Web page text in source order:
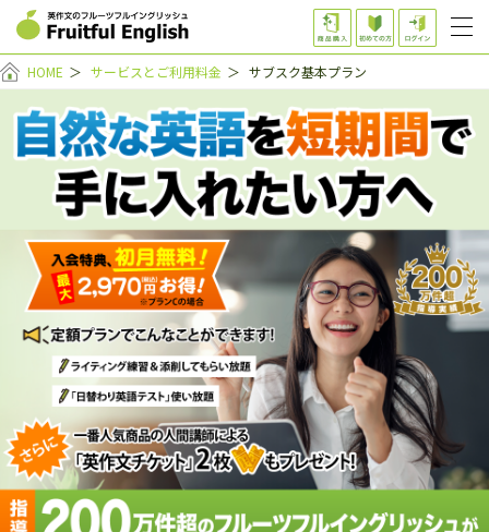
HOME ＞ サービスとご利用料金 ＞ サブスク基本プラン